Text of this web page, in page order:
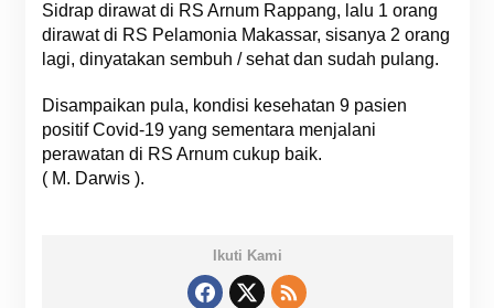
Sidrap dirawat di RS Arnum Rappang, lalu 1 orang
dirawat di RS Pelamonia Makassar, sisanya 2 orang
lagi, dinyatakan sembuh / sehat dan sudah pulang.
Disampaikan pula, kondisi kesehatan 9 pasien
positif Covid-19 yang sementara menjalani
perawatan di RS Arnum cukup baik.
( M. Darwis ).
Ikuti Kami